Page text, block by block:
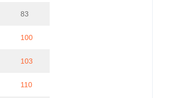
83
100
103
110